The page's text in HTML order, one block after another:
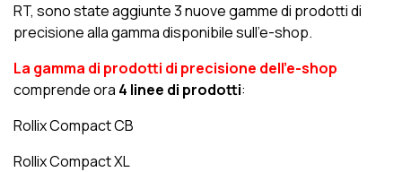
RT, sono state aggiunte 3 nuove gamme di prodotti di
precisione alla gamma disponibile sull’e-shop.
La gamma di prodotti di precisione dell’e-shop
comprende ora 4 linee di prodotti:
Rollix Compact CB
Rollix Compact XL